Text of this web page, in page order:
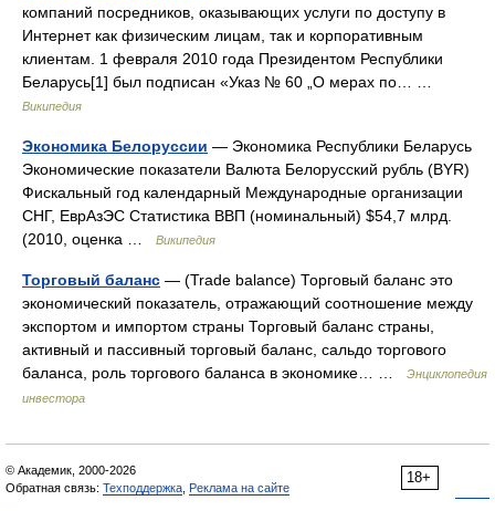
компаний посредников, оказывающих услуги по доступу в
Интернет как физическим лицам, так и корпоративным
клиентам. 1 февраля 2010 года Президентом Республики
Беларусь[1] был подписан «Указ № 60 „О мерах по… …
Википедия
Экономика Белоруссии — Экономика Республики Беларусь
Экономические показатели Валюта Белорусский рубль (BYR)
Фискальный год календарный Международные организации
СНГ, ЕврАзЭС Статистика ВВП (номинальный) $54,7 млрд.
(2010, оценка …
Википедия
Торговый баланс — (Trade balance) Торговый баланс это
экономический показатель, отражающий соотношение между
экспортом и импортом страны Торговый баланс страны,
активный и пассивный торговый баланс, сальдо торгового
баланса, роль торгового баланса в экономике… …
Энциклопедия
инвестора
18+
© Академик, 2000-2026
Обратная связь: Техподдержка Реклама на сайте